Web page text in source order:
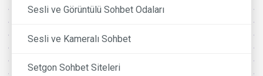
Sesli ve Görüntülü Sohbet Odaları
Sesli ve Kameralı Sohbet
Setgon Sohbet Siteleri